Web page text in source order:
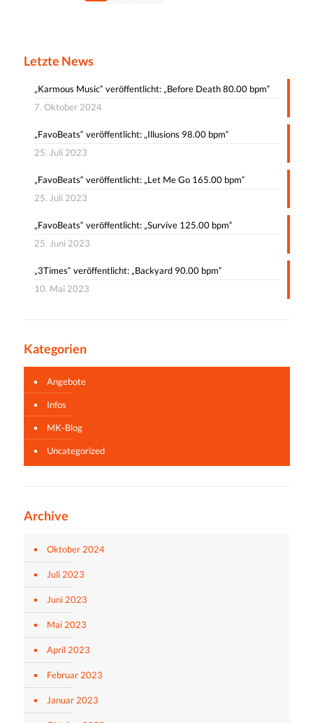
Letzte News
„Karmous Music“ veröffentlicht: „Before Death 80.00 bpm“
7. Oktober 2024
„FavoBeats“ veröffentlicht: „Illusions 98.00 bpm“
25. Juli 2023
„FavoBeats“ veröffentlicht: „Let Me Go 165.00 bpm“
25. Juli 2023
„FavoBeats“ veröffentlicht: „Survive 125.00 bpm“
25. Juni 2023
„3Times“ veröffentlicht: „Backyard 90.00 bpm“
10. Mai 2023
Kategorien
Angebote
Infos
MK-Blog
Uncategorized
Archive
Oktober 2024
Juli 2023
Juni 2023
Mai 2023
April 2023
Februar 2023
Januar 2023